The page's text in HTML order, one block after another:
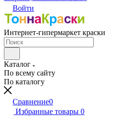
Войти
Интернет-гипермаркет краски
Каталог
По всему сайту
По каталогу
Сравнение0
Избранные товары 0